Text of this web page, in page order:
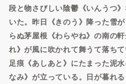
段と物さびしい陰鬱《いんうつ
いた。昨日《きのう》降った雪
らぬ茅屋根《わらやね》の南の
れ》が風に吹かれて舞うて落ち
足痕《あしあと》にたまった泥
なみ》が立っている。日が暮れ